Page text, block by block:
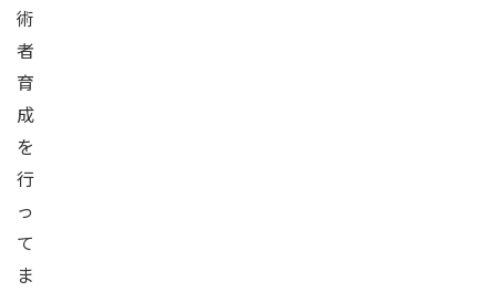
術
者
育
成
を
行
っ
て
ま